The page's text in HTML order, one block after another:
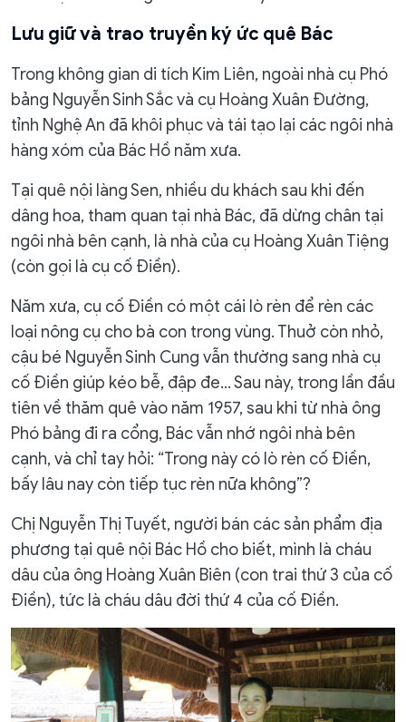
Lưu giữ và trao truyền ký ức quê Bác
Trong không gian di tích Kim Liên, ngoài nhà cụ Phó
bảng Nguyễn Sinh Sắc và cụ Hoàng Xuân Đường,
tỉnh Nghệ An đã khôi phục và tái tạo lại các ngôi nhà
hàng xóm của Bác Hồ năm xưa.
Tại quê nội làng Sen, nhiều du khách sau khi đến
dâng hoa, tham quan tại nhà Bác, đã dừng chân tại
ngôi nhà bên cạnh, là nhà của cụ Hoàng Xuân Tiệng
(còn gọi là cụ cố Điền).
Năm xưa, cụ cố Điền có một cái lò rèn để rèn các
loại nông cụ cho bà con trong vùng. Thuở còn nhỏ,
cậu bé Nguyễn Sinh Cung vẫn thường sang nhà cụ
cố Điền giúp kéo bễ, đập đe... Sau này, trong lần đầu
tiên về thăm quê vào năm 1957, sau khi từ nhà ông
Phó bảng đi ra cổng, Bác vẫn nhớ ngôi nhà bên
cạnh, và chỉ tay hỏi: “Trong này có lò rèn cố Điền,
bấy lâu nay còn tiếp tục rèn nữa không”?
Chị Nguyễn Thị Tuyết, người bán các sản phẩm địa
phương tại quê nội Bác Hồ cho biết, mình là cháu
dâu của ông Hoàng Xuân Biên (con trai thứ 3 của cố
Điền), tức là cháu dâu đời thứ 4 của cố Điền.